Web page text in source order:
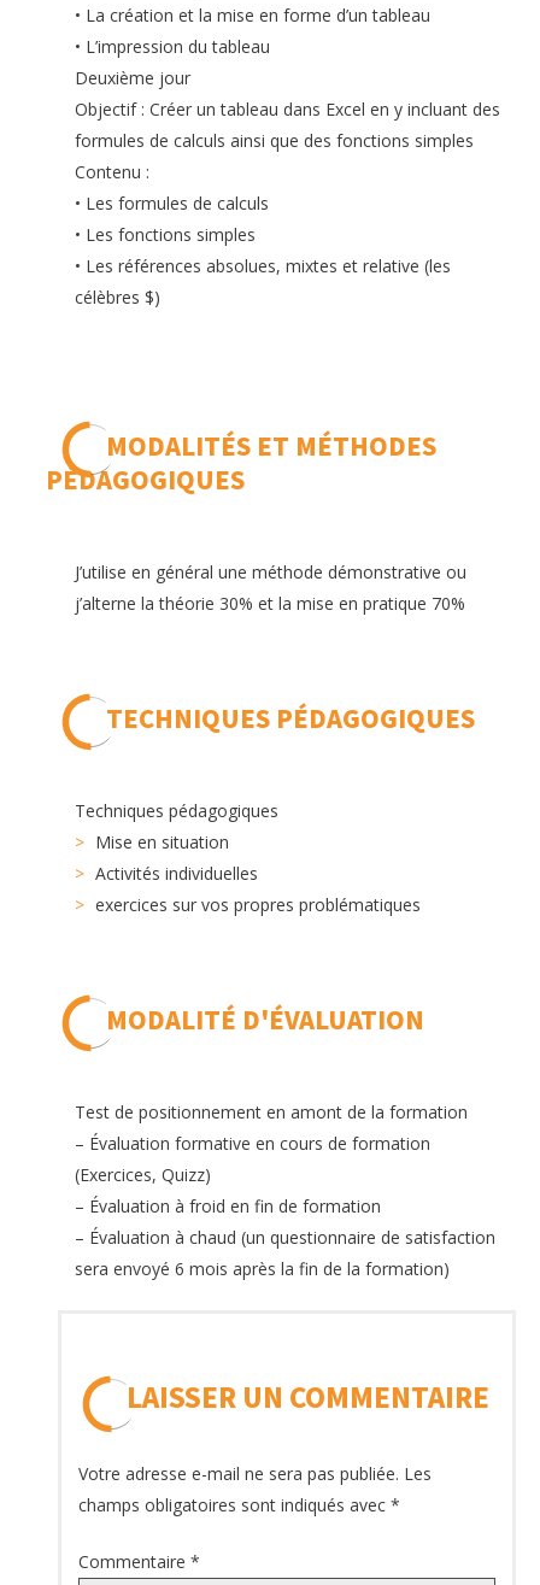
• La création et la mise en forme d’un tableau
• L’impression du tableau
Deuxième jour
Objectif : Créer un tableau dans Excel en y incluant des
formules de calculs ainsi que des fonctions simples
Contenu :
• Les formules de calculs
• Les fonctions simples
• Les références absolues, mixtes et relative (les
célèbres $)
MODALITÉS ET MÉTHODES
PÉDAGOGIQUES
J’utilise en général une méthode démonstrative ou
j’alterne la théorie 30% et la mise en pratique 70%
TECHNIQUES PÉDAGOGIQUES
Techniques pédagogiques
Mise en situation
Activités individuelles
exercices sur vos propres problématiques
MODALITÉ D'ÉVALUATION
Test de positionnement en amont de la formation
– Évaluation formative en cours de formation
(Exercices, Quizz)
– Évaluation à froid en fin de formation
– Évaluation à chaud (un questionnaire de satisfaction
sera envoyé 6 mois après la fin de la formation)
LAISSER UN COMMENTAIRE
Votre adresse e-mail ne sera pas publiée. Les
champs obligatoires sont indiqués avec *
Commentaire *